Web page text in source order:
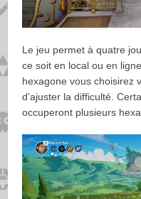
Le jeu permet à quatre
ce soit en local ou en
hexagone vous choisirez
d’ajuster la difficulté.
occuperont plusieurs